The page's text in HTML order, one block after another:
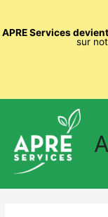
APRE Services
sur
inhoud